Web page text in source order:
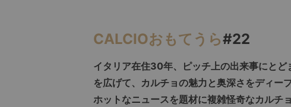
CALCIOおもてうら#22
イタリア在住30年、ピッチ上の出来事にと
を広げて、カルチョの魅力と奥深さをディー
ホットなニュースを題材に複雑怪奇なカルチ